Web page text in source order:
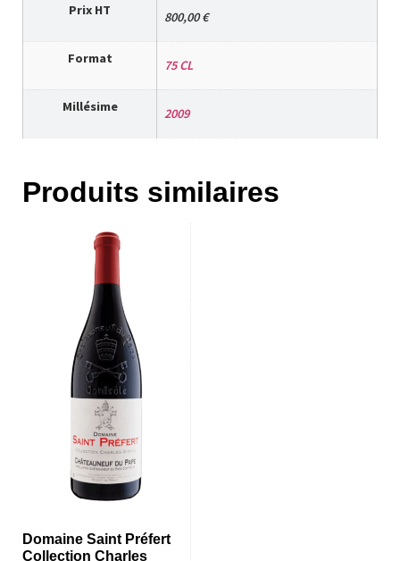
Prix HT 800,00 €
Format 75 CL
Millésime 2009
Produits similaires
Domaine Saint Préfert
Collection Charles